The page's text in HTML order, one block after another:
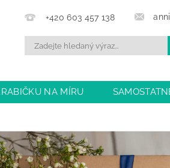
+420 603 457 138
NA MÍRU